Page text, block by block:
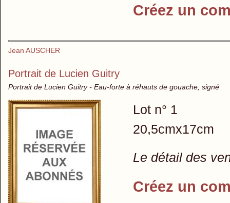
Créez un
Jean AUSCHER
Portrait de Lucien Guitry
Portrait de Lucien Guitry - Eau-forte à réhauts de gouache, signé
Lot n° 1
20,5cmx17cm
Le détail des
Créez un